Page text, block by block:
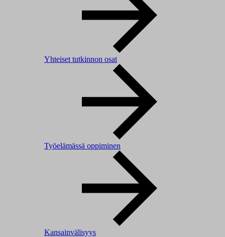
Yhteiset tutkinnon osat
Työelämässä oppiminen
Kansainvälisyys